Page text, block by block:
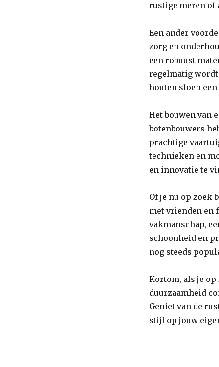
rustige meren
Een ander
zorg en
een robuust
regelmatig wordt
houten sloep
Het bouwen van
botenbouwers
prachtige
technieken en
en innovatie te
Of je nu op zoek
met vrienden en
vakmanschap,
schoonheid en
nog steeds
Kortom, als je op
duurzaamheid
Geniet van de
stijl op jouw